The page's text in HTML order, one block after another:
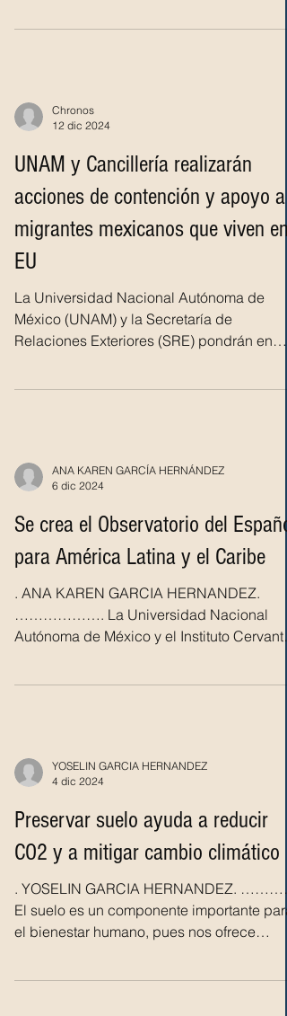
Chronos
12 dic 2024
UNAM y Cancillería realizarán
acciones de contención y apoyo a
migrantes mexicanos que viven en
EU
La Universidad Nacional Autónoma de
México (UNAM) y la Secretaría de
Relaciones Exteriores (SRE) pondrán en
ANA KAREN GARCÍA HERNÁNDEZ
6 dic 2024
Se crea el Observatorio del Español
para América Latina y el Caribe
. ANA KAREN GARCIA HERNANDEZ.
………………. La Universidad Nacional
Autónoma de México y el Instituto
YOSELIN GARCIA HERNANDEZ
4 dic 2024
Preservar suelo ayuda a reducir
CO2 y a mitigar cambio climático
. YOSELIN GARCIA HERNANDEZ.
El suelo es un componente importante para
el bienestar humano, pues nos ofrece